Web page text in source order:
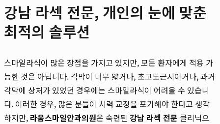
강남 라섹 전문, 개인의 눈에 맞춘
최적의 솔루션
스마일라식이 많은 장점을 가지고 있지만, 모든 환자에게 적용 가
능한 것은 아닙니다. 각막이 너무 얇거나, 초고도근시이거나, 과거
각막에 상처가 있었던 경우에는 스마일라식이 어려울 수 있습니
다. 이러한 경우, 많은 분들이 시력 교정을 포기해야 한다고 생각
하지만, 라움스마일안과의원은 숙련된 강남 라섹 전문 클리닉으